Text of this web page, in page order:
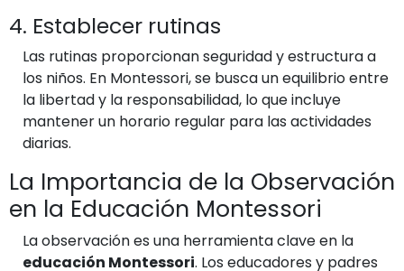
4. Establecer rutinas
Las rutinas proporcionan seguridad y estructura a
los niños. En Montessori, se busca un equilibrio entre
la libertad y la responsabilidad, lo que incluye
mantener un horario regular para las actividades
diarias.
La Importancia de la Observación
en la Educación Montessori
La observación es una herramienta clave en la
educación Montessori. Los educadores y padres